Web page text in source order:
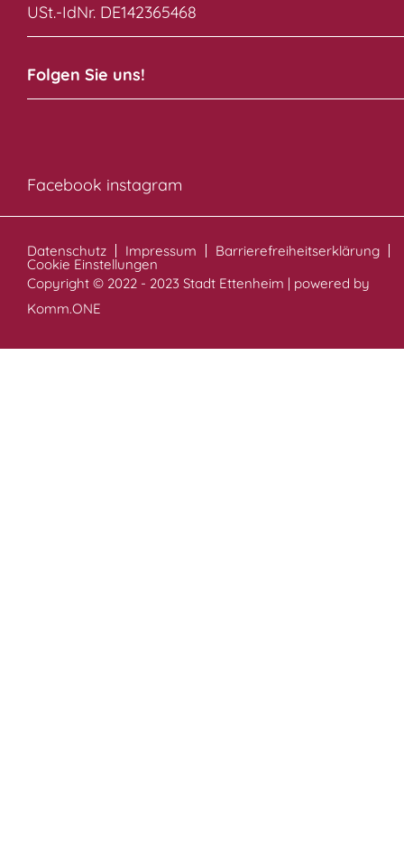
USt.-IdNr. DE142365468
Folgen Sie uns!
Facebook instagram
Datenschutz Impressum Barrierefreiheitserklärung
Cookie Einstellungen
Copyright © 2022 - 2023 Stadt Ettenheim | powered by
Komm.ONE